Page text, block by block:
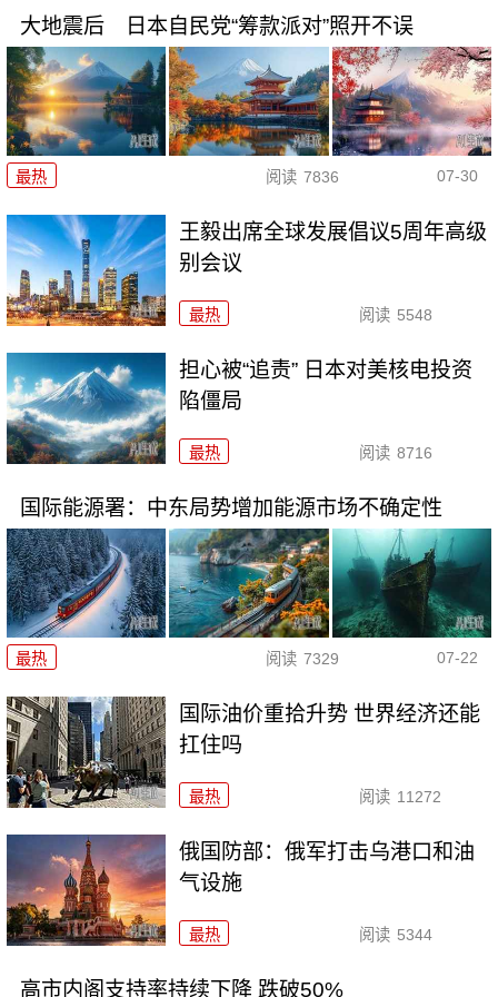
大地震后 日本自民党“筹款派对”照开不误
最热 阅读 7836 07-30
王毅出席全球发展倡议5周年高级
别会议
最热 阅读 5548
担心被“追责” 日本对美核电投资
陷僵局
最热 阅读 8716
国际能源署：中东局势增加能源市场不确定性
最热 阅读 7329 07-22
国际油价重拾升势 世界经济还能
扛住吗
最热 阅读 11272
俄国防部：俄军打击乌港口和油
气设施
最热 阅读 5344
高市内阁支持率持续下降 跌破50%